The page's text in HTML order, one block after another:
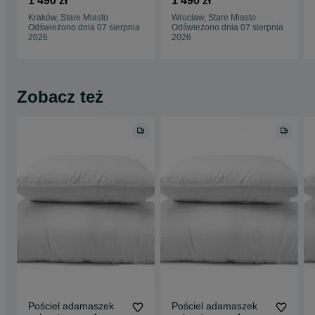
Kraków, Stare Miasto
Odświeżono dnia 07 sierpnia
2026
Wrocław, Stare Miasto
Odświeżono dnia 07 sierpnia
2026
Zobacz też
Pościel adamaszek
Pościel adamaszek